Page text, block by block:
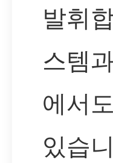
발휘
스템
에서
있습